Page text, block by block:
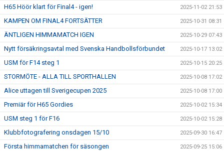
H65 Höör klart för Final4 - igen! 2025-11-02 21:53
KAMPEN OM FINAL4 FORTSÄTTER 2025-10-31 08:31
ÄNTLIGEN HIMMAMATCH IGEN 2025-10-29 07:43
Nytt försäkringsavtal med Svenska Handbollsförbundet 2025-10-17 13:02
USM för F14 steg 1 2025-10-15 20:25
STORMÖTE - ALLA TILL SPORTHALLEN 2025-10-08 17:02
Alice uttagen till Sverigecupen 2025 2025-10-08 17:00
Premiär för H65 Gordies 2025-10-02 15:34
USM steg 1 för F16 2025-10-02 15:28
Klubbfotografering onsdagen 15/10 2025-09-30 16:47
Första himmamatchen för säsongen 2025-09-25 15:06